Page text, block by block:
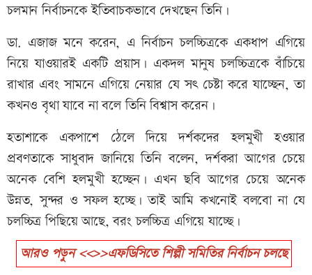
চলমান নির্বাচনকে ইতিবাচকভাবে দেখছেন তিনি।
ডা. এজাজ মনে করেন, এ নির্বাচন চলচ্চিত্রকে একধাপ এগিয়ে
নিয়ে যাওয়ারই একটি প্রয়াস। একদল মানুষ চলচ্চিত্রকে বাঁচিয়ে
রাখার এবং সামনে এগিয়ে নেয়ার যে সৎ চেষ্টা করে যাচ্ছেন, তা
কখনও বৃথা যাবে না বলে তিনি বিশ্বাস করেন।
হতাশাকে একপাশে ঠেলে দিয়ে দর্শকদের হলমুখী হওয়ার
প্রবণতাকে সাধুবাদ জানিয়ে তিনি বলেন, দর্শকরা আগের চেয়ে
অনেক বেশি হলমুখী হচ্ছেন। এখন ছবি আগের চেয়ে অনেক
উন্নত, সুন্দর ও সফল হচ্ছে। তাই আমি কখনোই বলবো না যে
চলচ্চিত্র পিছিয়ে আছে, বরং চলচ্চিত্র এগিয়ে যাচ্ছে।
আরও পড়ুন <<>>এফডিসিতে শিল্পী সমিতির নির্বাচন চলছে